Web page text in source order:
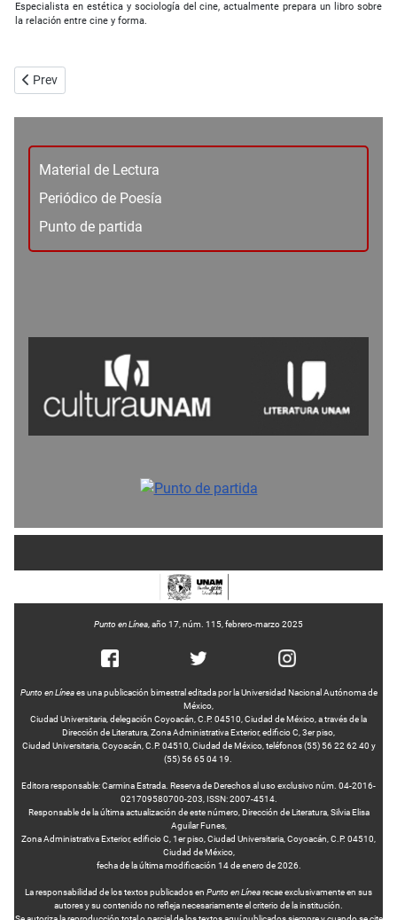
Material de Lectura
Periódico de Poesía
Punto de partida
Especialista en estética y sociología del cine, actualmente prepara un libro sobre
la relación entre cine y forma.
Previous article: Scott Pilgrim vs. The Word - Joaquín Guillén
Prev
Punto en Línea , año 17, núm. 115, febrero-marzo 2025
Punto en Líneaes una publicación bimestral editada por la Universidad Nacional Autónoma de
México,
Ciudad Universitaria, delegación Coyoacán, C.P. 04510, Ciudad de México, a través de la
Dirección de Literatura, Zona Administrativa Exterior, edificio C, 3er piso,
Ciudad Universitaria, Coyoacán, C.P. 04510, Ciudad de México, teléfonos (55) 56 22 62 40 y
(55) 56 65 04 19.
Editora responsable: Carmina Estrada. Reserva de Derechos al uso exclusivo núm. 04-2016-
021709580700-203, ISSN: 2007-4514.
Responsable de la última actualización de este número, Dirección de Literatura, Silvia Elisa
Aguilar Funes,
Zona Administrativa Exterior, edificio C, 1er piso, Ciudad Universitaria, Coyoacán, C.P. 04510,
Ciudad de México,
fecha de la última modificación 14 de enero de 2026.
La responsabilidad de los textos publicados en Punto en Línearecae exclusivamente en sus
autores y su contenido no refleja necesariamente el criterio de la institución.